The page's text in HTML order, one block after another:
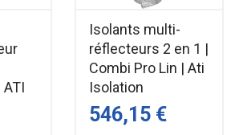
Isolants multi-
réflecteurs 2 en 1 |
Combi Pro Lin | Ati
Isolation
546,15 €